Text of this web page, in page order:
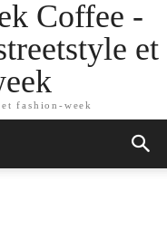
Coffee -
et
fashion-week